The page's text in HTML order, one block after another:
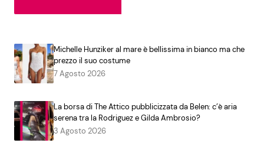
Michelle Hunziker al mare è bellissima in bianco ma che
prezzo il suo costume
7 Agosto 2026
La borsa di The Attico pubblicizzata da Belen: c’è aria
serena tra la Rodriguez e Gilda Ambrosio?
3 Agosto 2026